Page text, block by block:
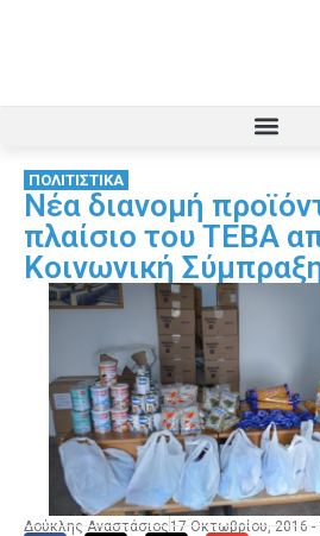
ΠΟΛΙΤΙΣΤΙΚΑ
Νέα διανομή
πλαίσιο του ΤΕΒΑ
Κοινωνική
Δούκλης Αναστάσιος 17 Οκτωβρίου, 2016 -